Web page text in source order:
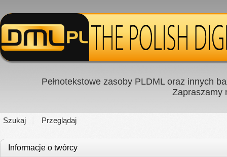
Pełnotekstowe zasoby PLDML oraz innych
Zapraszamy
Szukaj Przeglądaj
Informacje o twórcy